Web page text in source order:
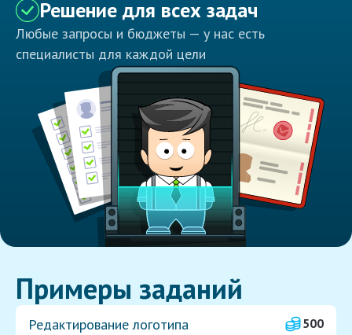
Решение для всех задач
Любые запросы и бюджеты — у нас есть
специалисты для каждой цели
Примеры заданий
Редактирование логотипа
500